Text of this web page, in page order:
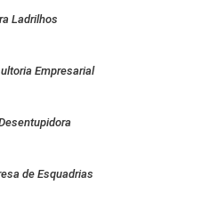
Ladrilhos
Empresarial
de Esquadrias